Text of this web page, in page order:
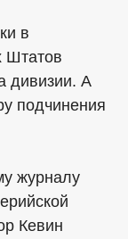
в
Штатов
дивизии. А
подчинения
журналу
Кевин